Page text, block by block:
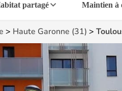
partagé Maintien à
> Haute Garonne (31) >